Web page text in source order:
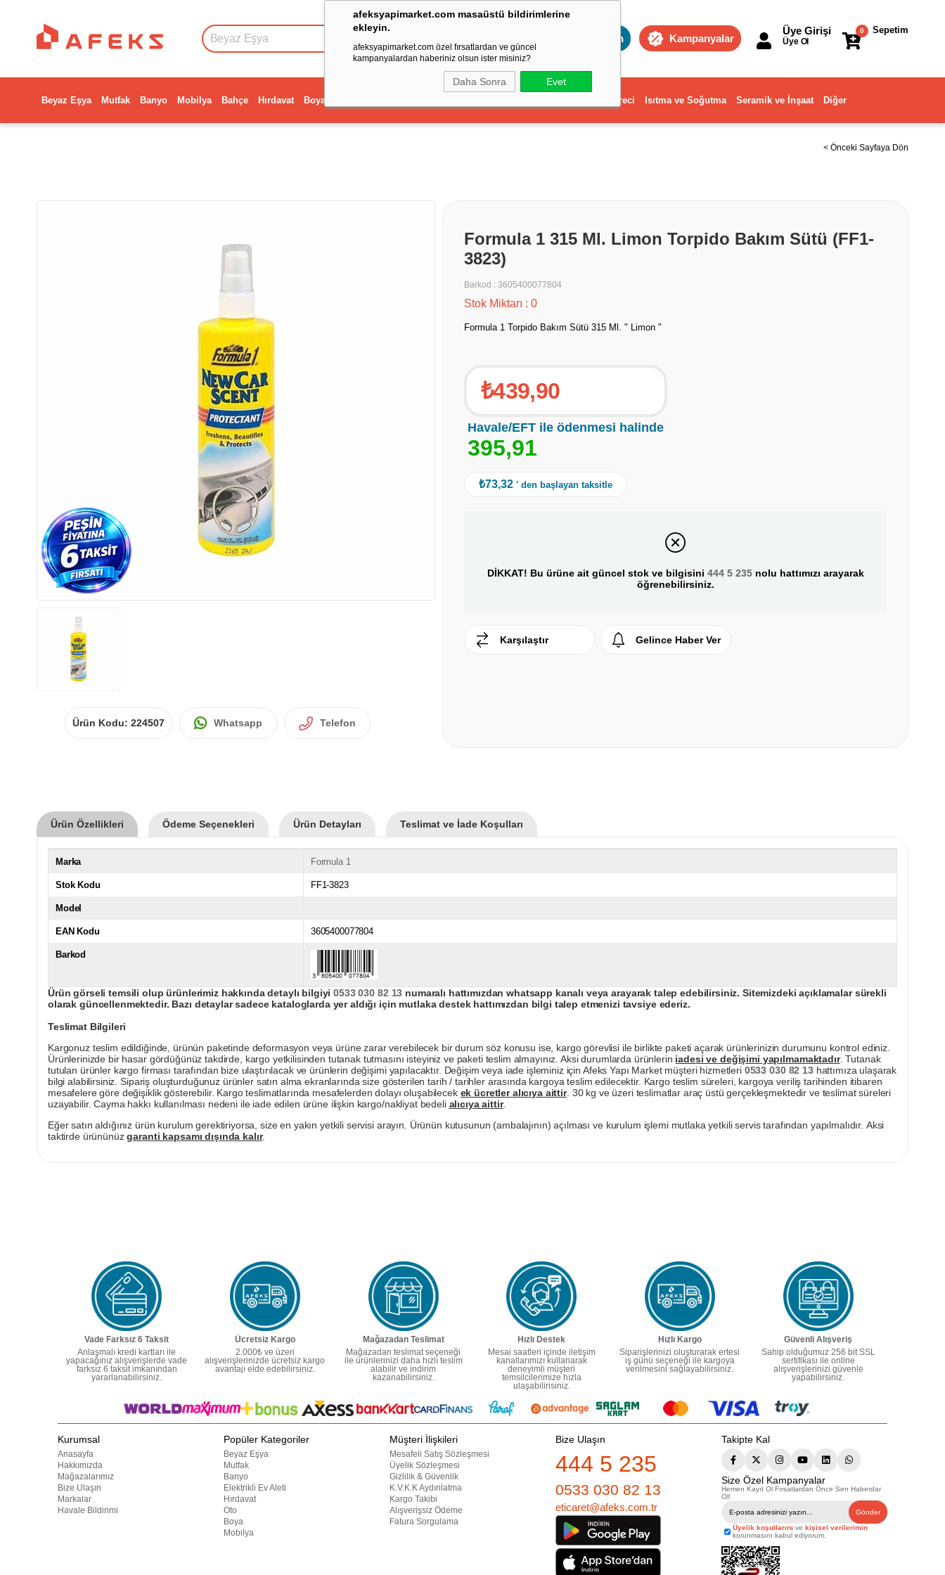
afeksyapimarket.com masaüstü bildirimlerine
ekleyin.
afeksyapimarket.com özel fırsatlardan ve güncel
kampanyalardan haberiniz olsun ister misiniz?
Daha Sonra Evet
Toptan Kampanyalar
Sepetim
0
Üye Girişi
Üye Ol
Beyaz Eşya Mutfak Banyo Mobilya Bahçe Hırdavat Boya Dekorasyon ve Ev Gereci Isıtma ve Soğutma Seramik ve İnşaat Diğer
< Önceki Sayfaya Dön
Ürün Kodu: 224507 Whatsapp Telefon
Formula 1 315 Ml. Limon Torpido Bakım Sütü (FF1-
3823)
Barkod : 3605400077804
Stok Miktarı : 0
Formula 1 Torpido Bakım Sütü 315 Ml. " Limon "
₺439,90
Havale/EFT ile ödenmesi halinde
395,91
₺73,32 ' den başlayan taksitle
DİKKAT! Bu ürüne ait güncel stok ve bilgisini 444 5 235nolu hattımızı arayarak
öğrenebilirsiniz.
Karşılaştır Gelince Haber Ver
Ürün Özellikleri Ödeme Seçenekleri Ürün Detayları Teslimat ve İade Koşulları
Marka Formula 1
Stok Kodu FF1-3823
Model
EAN Kodu 3605400077804
Barkod
Ürün görseli temsili olup ürünlerimiz hakkında detaylı bilgiyi0533 030 82 13 numaralı hattımızdan whatsapp kanalı veya arayarak talep edebilirsiniz. Sitemizdeki açıklamalar sürekli
olarak güncellenmektedir. Bazı detaylar sadece kataloglarda yer aldığı için mutlaka destek hattımızdan bilgi talep etmenizi tavsiye ederiz.
Teslimat Bilgileri
Kargonuz teslim edildiğinde, ürünün paketinde deformasyon veya ürüne zarar verebilecek bir durum söz konusu ise, kargo görevlisi ile birlikte paketi açarak ürünlerinizin durumunu kontrol ediniz.
Ürünlerinizde bir hasar gördüğünüz takdirde, kargo yetkilisinden tutanak tutmasını isteyiniz ve paketi teslim almayınız. Aksi durumlarda ürünlerin iadesi ve değişimi yapılmamaktadır. Tutanak
tutulan ürünler kargo firması tarafından bize ulaştırılacak ve ürünlerin değişimi yapılacaktır. Değişim veya iade işleminiz için Afeks Yapı Market müşteri hizmetleri 0533 030 82 13hattımıza ulaşarak
bilgi alabilirsiniz. Sipariş oluşturduğunuz ürünler satın alma ekranlarında size gösterilen tarih / tarihler arasında kargoya teslim edilecektir. Kargo teslim süreleri, kargoya veriliş tarihinden itibaren
mesafelere göre değişiklik gösterebilir. Kargo teslimatlarında mesafelerden dolayı oluşabilecek ek ücretler alıcıya aittir. 30 kg ve üzeri teslimatlar araç üstü gerçekleşmektedir ve teslimat süreleri
uzayabilir. Cayma hakkı kullanılması nedeni ile iade edilen ürüne ilişkin kargo/nakliyat bedeli alıcıya aittir.
Eğer satın aldığınız ürün kurulum gerektiriyorsa, size en yakın yetkili servisi arayın. Ürünün kutusunun (ambalajının) açılması ve kurulum işlemi mutlaka yetkili servis tarafından yapılmalıdır. Aksi
taktirde ürününüzgaranti kapsamı dışında kalır.
Vade Farksız 6 Taksit
Anlaşmalı kredi kartları ile
yapacağınız alışverişlerde vade
farksız 6 taksit imkanından
yararlanabilirsiniz.
Ücretsiz Kargo
2.000₺ ve üzeri
alışverişlerinizde ücretsiz kargo
avantajı elde edebilirsiniz.
Mağazadan Teslimat
Mağazadan teslimat seçeneği
ile ürünlerinizi daha hızlı teslim
alabilir ve indirim
kazanabilirsiniz.
Hızlı Destek
Mesai saatleri içinde iletişim
kanallarımızı kullanarak
deneyimli müşteri
temsilcilerimize hızla
ulaşabilirisiniz.
Hızlı Kargo
Siparişlerinizi oluşturarak ertesi
iş günü seçeneği ile kargoya
verilmesini sağlayabilirsiniz.
Güvenli Alışveriş
Sahip olduğumuz 256 bit SSL
sertifikası ile online
alışverişlerinizi güvenle
yapabilirsiniz.
Kurumsal
Anasayfa
Hakkımızda
Mağazalarımız
Bize Ulaşın
Markalar
Havale Bildirimi
Popüler Kategoriler
Beyaz Eşya
Mutfak
Banyo
Elektrikli Ev Aleti
Hırdavat
Oto
Boya
Mobilya
Müşteri İlişkileri
Mesafeli Satış Sözleşmesi
Üyelik Sözleşmesi
Gizlilik & Güvenlik
K.V.K.K Aydınlatma
Kargo Takibi
Alışverişsiz Ödeme
Fatura Sorgulama
Bize Ulaşın
444 5 235
0533 030 82 13
eticaret@afeks.com.tr
Takipte Kal
Size Özel Kampanyalar
Hemen Kayıt Ol Fırsatlardan Önce Sen Haberdar
Ol!
Gönder
Üyelik koşullarını ve kişisel verilerimin
korunmasını kabul ediyorum.